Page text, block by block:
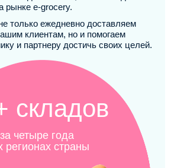
рынке e-grocery.
только ежедневно доставляем
клиентам, но и помогаем
и партнеру достичь своих целей.
складов
четыре года
регионах страны